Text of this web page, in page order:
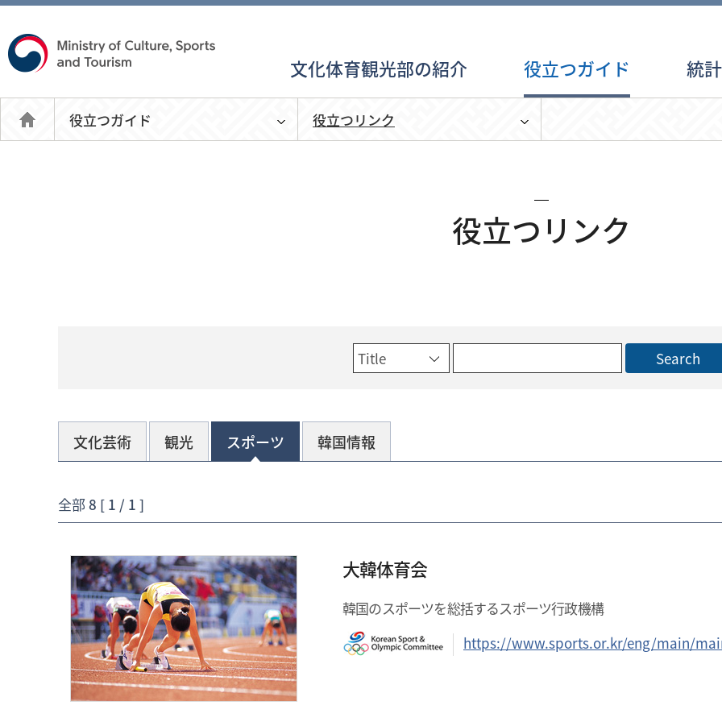
文化体育観光部の紹介 役立つガイド 統計
つ
役立つガイド 役立つリンク
役立つリンク
Search
文化芸術 観光 スポーツ 韓国情報
全部8 [ 1 / 1 ]
大韓体育会
韓国のスポーツを総括するスポーツ行政機構
https://www.sports.or.kr/eng/main/